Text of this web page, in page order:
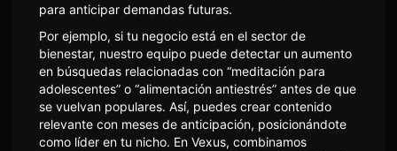
para anticipar demandas futuras.
Por ejemplo, si tu negocio está en el sector de
bienestar, nuestro equipo puede detectar un aumento
en búsquedas relacionadas con “meditación para
adolescentes” o “alimentación antiestrés” antes de que
se vuelvan populares. Así, puedes crear contenido
relevante con meses de anticipación, posicionándote
como líder en tu nicho. En Vexus, combinamos